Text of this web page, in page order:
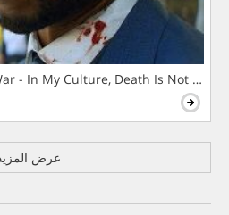
- In My Culture, Death Is Not The
عرض